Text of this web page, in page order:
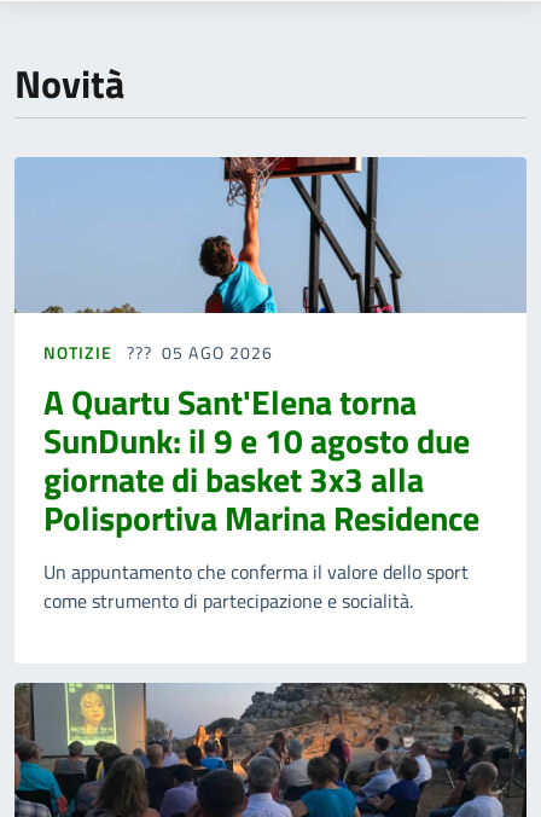
Novità
NOTIZIE 05 AGO 2026
A Quartu Sant'Elena torna
SunDunk: il 9 e 10 agosto due
giornate di basket 3x3 alla
Polisportiva Marina Residence
Un appuntamento che conferma il valore dello sport
come strumento di partecipazione e socialità.